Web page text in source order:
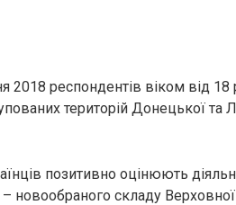
респондентів віком від 18
територій Донецької та
позитивно оцінюють
новообраного складу